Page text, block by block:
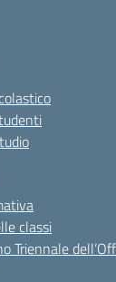
classi
Triennale